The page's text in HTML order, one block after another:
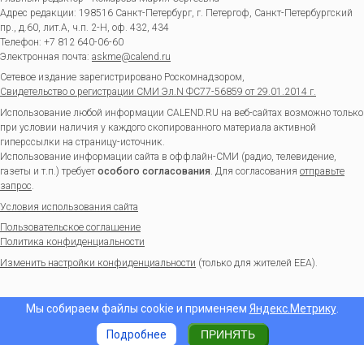
Адрес редакции: 198516 Санкт-Петербург, г. Петергоф Санкт-Петербургский
пр., д.60, лит.А, ч.п. 2-Н, оф. 432, 434
Телефон: +7 812 640-06-60
Электронная почта: askme@calend.ru
Сетевое издание зарегистрировано Роскомнадзором,
Свидетельство о регистрации СМИ Эл.N ФС77-56859 от 29.01.2014 г.
Использование любой информации CALEND.RU на веб-сайтах возможно только
при условии наличия у каждого скопированного материала активной
гиперссылки на страницу-источник.
Использование информации сайта в оффлайн-СМИ (радио, телевидение,
газеты и т.п.) требуетособого согласования. Для согласования отправьте
запрос.
Условия использования сайта
Пользовательское соглашение
Политика конфиденциальности
Изменить настройки конфиденциальности (только для жителей EEA).
Мы собираем файлы cookie и применяем Яндекс.Метрику.
Подробнее
ПРИНЯТЬ